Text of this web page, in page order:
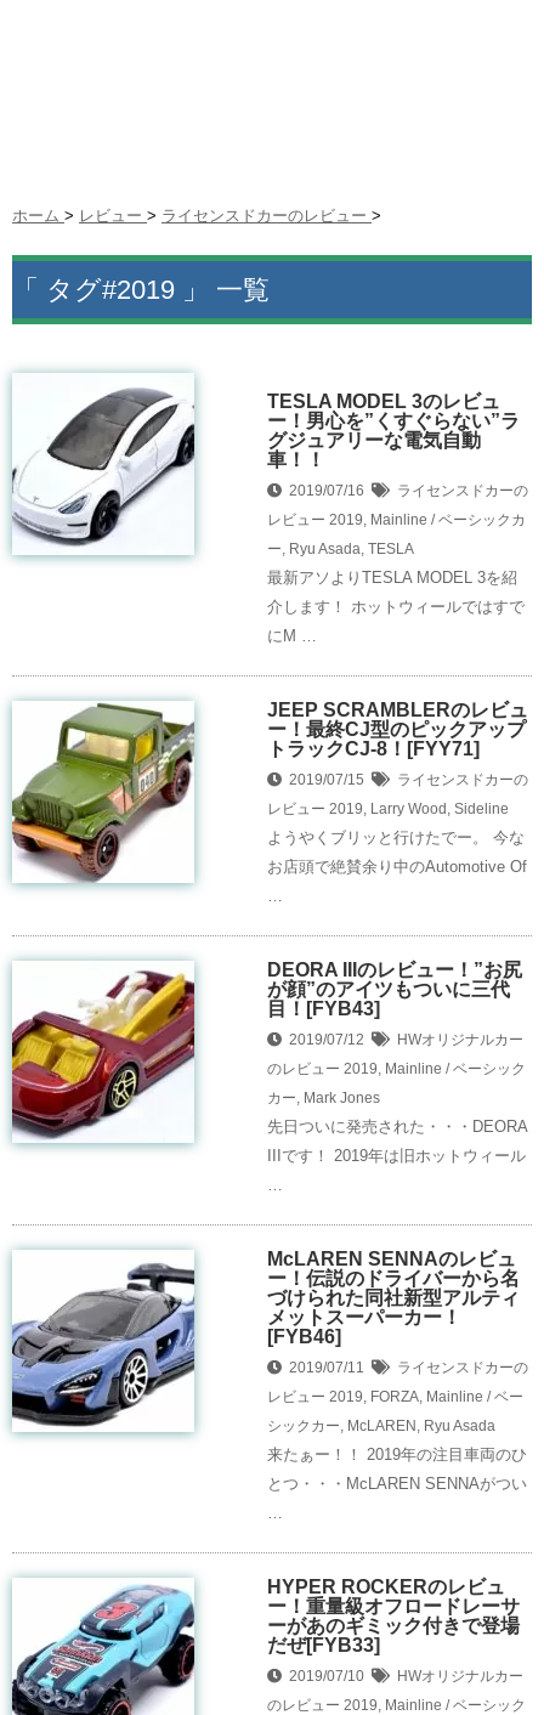
ホーム > レビュー > ライセンスドカーのレビュー >
「 タグ#2019 」 一覧
TESLA MODEL 3のレビュ
ー！男心を”くすぐらない”ラ
グジュアリーな電気自動
車！！
2019/07/16
ライセンスドカーの
レビュー 2019, Mainline / ベーシックカ
ー, Ryu Asada, TESLA
最新アソよりTESLA MODEL 3を紹
介します！ ホットウィールではすで
にM …
JEEP SCRAMBLERのレビュ
ー！最終CJ型のピックアップ
トラックCJ-8！[FYY71]
2019/07/15
ライセンスドカーの
レビュー 2019, Larry Wood , Sideline
ようやくブリッと行けたでー。 今な
お店頭で絶賛余り中のAutomotive Of
DEORA IIIのレビュー！”お尻
が顔”のアイツもついに三代
目！[FYB43]
2019/07/12
HWオリジナルカー
のレビュー 2019, Mainline / ベーシック
カー, Mark Jones
先日ついに発売された・・・DEORA
IIIです！ 2019年は旧ホットウィール
McLAREN SENNAのレビュ
ー！伝説のドライバーから名
づけられた同社新型アルティ
メットスーパーカー！
[FYB46]
2019/07/11
ライセンスドカーの
レビュー 2019, FORZA, Mainline / ベー
シックカー, McLAREN , Ryu Asada
来たぁー！！ 2019年の注目車両のひ
とつ・・・McLAREN SENNAがつい
HYPER ROCKERのレビュ
ー！重量級オフロードレーサ
ーがあのギミック付きで登場
だぜ[FYB33]
2019/07/10
HWオリジナルカー
のレビュー 2019, Mainline / ベーシック